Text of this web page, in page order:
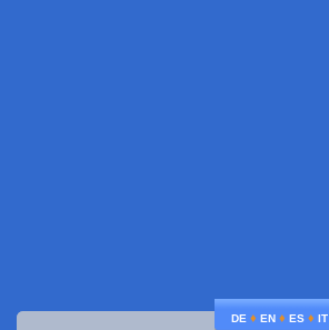
DE ♦ EN ♦ ES ♦ IT